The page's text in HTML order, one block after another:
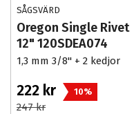
SÅGSVÄRD
Oregon Single Rivet
12" 120SDEA074
1,3 mm 3/8" + 2 kedjor
222 kr 10%
247 kr